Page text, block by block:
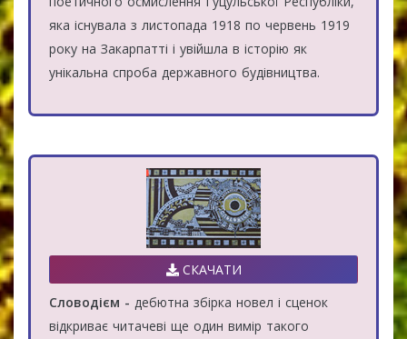
яка існувала з листопада 1918 по червень 1919
року на Закарпатті і увійшла в історію як
унікальна спроба державного будівництва.
СКАЧАТИ
Словодієм - дебютна збірка новел і сценок
відкриває читачеві ще один вимір такого